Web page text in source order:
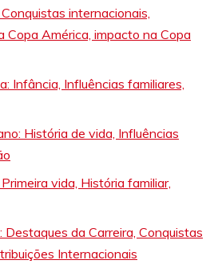
internacionais,
Copa América, impacto na Copa
Infância, Influências familiares,
História de vida, Influências
vida, História familiar,
Destaques da Carreira, Conquistas
Internacionais